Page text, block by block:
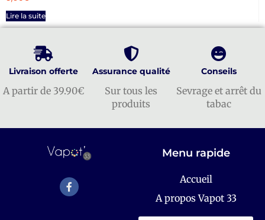
Lire la suite
Livraison offerte
A partir de 39.90€
Assurance qualité
Sur tous les
produits
Conseils
Sevrage et arrêt du
tabac
Menu rapide
Accueil
A propos Vapot 33